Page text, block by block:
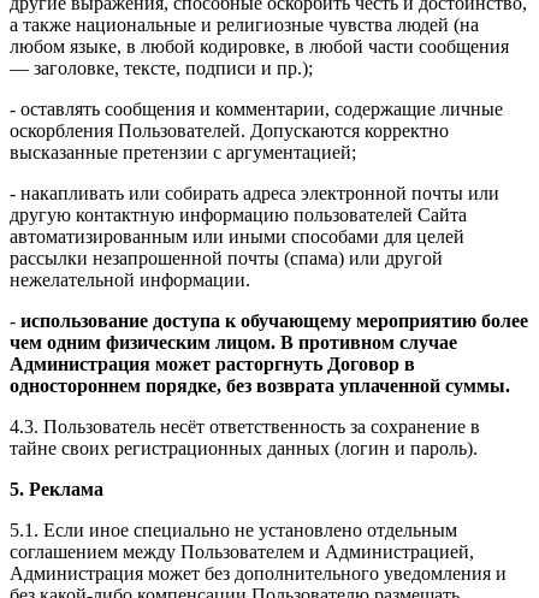
а также национальные и религиозные чувства людей (на
любом языке, в любой кодировке, в любой части сообщения
— заголовке, тексте, подписи и пр.);
- оставлять сообщения и комментарии, содержащие личные
оскорбления Пользователей. Допускаются корректно
высказанные претензии с аргументацией;
- накапливать или собирать адреса электронной почты или
другую контактную информацию пользователей Сайта
автоматизированным или иными способами для целей
рассылки незапрошенной почты (спама) или другой
нежелательной информации.
- использование доступа к обучающему мероприятию более
чем одним физическим лицом. В противном случае
Администрация может расторгнуть Договор в
одностороннем порядке, без возврата уплаченной суммы.
4.3. Пользователь несёт ответственность за сохранение в
тайне своих регистрационных данных (логин и пароль).
5. Реклама
5.1. Если иное специально не установлено отдельным
соглашением между Пользователем и Администрацией,
Администрация может без дополнительного уведомления и